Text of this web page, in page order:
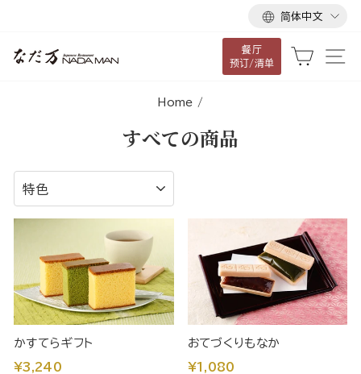
语
言
简体中文
餐厅
预订/清单
大车
Home /
すべての商品
序
かすてらギフト
¥3,240
おてづくりもなか
¥1,080